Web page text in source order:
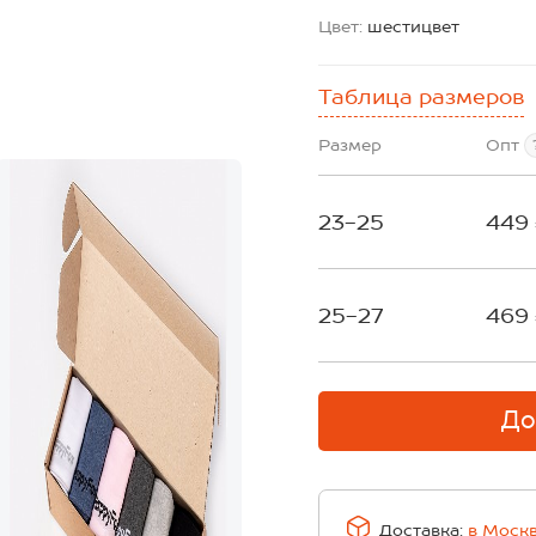
Цвет: шестицвет
Таблица размеров
Размер Опт
23-25 449
25-27 469
Доставка: в